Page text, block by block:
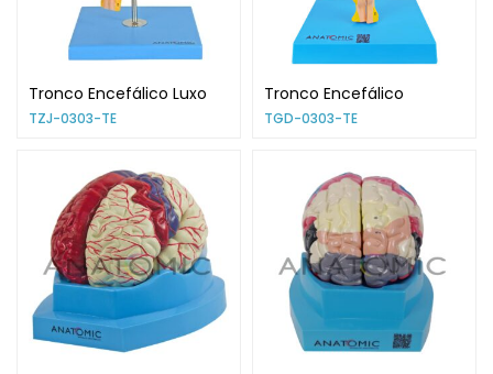
Tronco Encefálico Luxo
TZJ-0303-TE
Tronco Encefálico
TGD-0303-TE